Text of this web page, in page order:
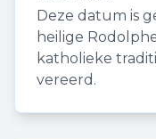
Deze datum is
heilige
katholieke
vereerd.